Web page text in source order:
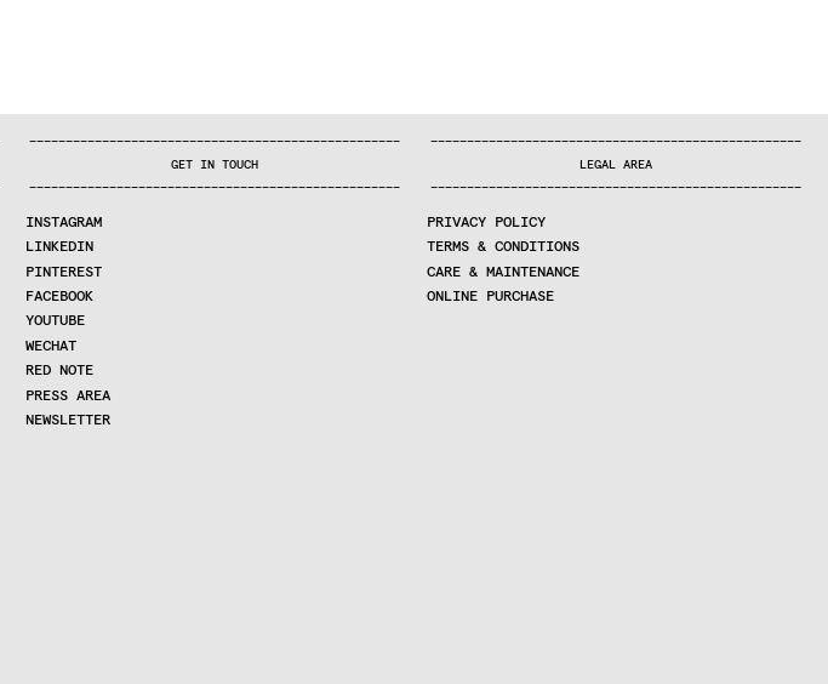
———————————————————————————————————————————————————
GET IN TOUCH
———————————————————————————————————————————————————
INSTAGRAM
LINKEDIN
PINTEREST
FACEBOOK
YOUTUBE
WECHAT
RED NOTE
PRESS AREA
NEWSLETTER
———————————————————————————————————————————————————
LEGAL AREA
———————————————————————————————————————————————————
PRIVACY POLICY
TERMS & CONDITIONS
CARE & MAINTENANCE
ONLINE PURCHASE